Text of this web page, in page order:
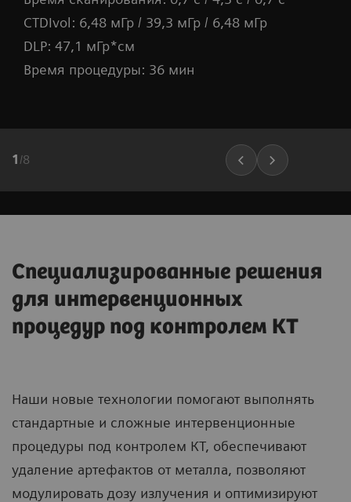
CTDIvol: 6,48 мГр / 39,3 мГр / 6,48 мГр
DLP: 47,1 мГр*см
Время процедуры: 36 мин
1 /8
Специализированные решения
для интервенционных
процедур под контролем КТ
Наши новые технологии помогают выполнять
стандартные и сложные интервенционные
процедуры под контролем КТ, обеспечивают
удаление артефактов от металла, позволяют
модулировать дозу излучения и оптимизируют